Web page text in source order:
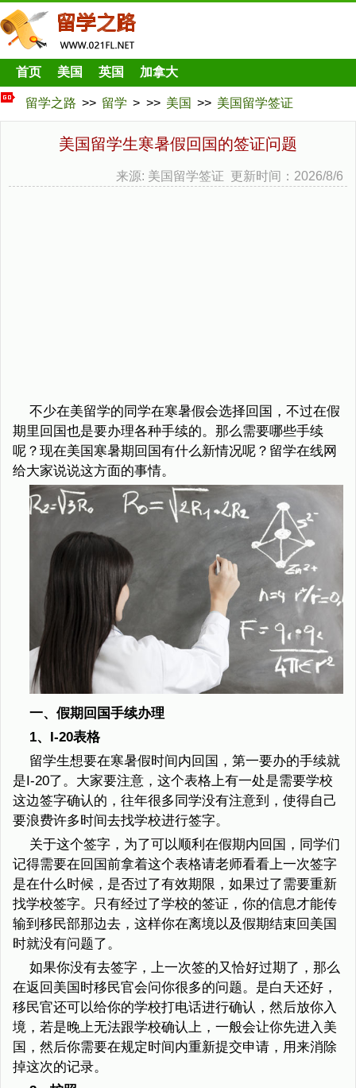
首页 美国 英国 加拿大
留学之路 >> 留学 > >> 美国 >> 美国留学签证
美国留学生寒暑假回国的签证问题
来源: 美国留学签证 更新时间：2026/8/6
不少在美留学的同学在寒暑假会选择回国，不过在假
期里回国也是要办理各种手续的。那么需要哪些手续
呢？现在美国寒暑期回国有什么新情况呢？留学在线网
给大家说说这方面的事情。
一、假期回国手续办理
1、I-20表格
留学生想要在寒暑假时间内回国，第一要办的手续就
是I-20了。大家要注意，这个表格上有一处是需要学校
这边签字确认的，往年很多同学没有注意到，使得自己
要浪费许多时间去找学校进行签字。
关于这个签字，为了可以顺利在假期内回国，同学们
记得需要在回国前拿着这个表格请老师看看上一次签字
是在什么时候，是否过了有效期限，如果过了需要重新
找学校签字。只有经过了学校的签证，你的信息才能传
输到移民部那边去，这样你在离境以及假期结束回美国
时就没有问题了。
如果你没有去签字，上一次签的又恰好过期了，那么
在返回美国时移民官会问你很多的问题。是白天还好，
移民官还可以给你的学校打电话进行确认，然后放你入
境，若是晚上无法跟学校确认上，一般会让你先进入美
国，然后你需要在规定时间内重新提交申请，用来消除
掉这次的记录。